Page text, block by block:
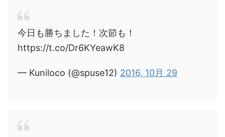
今日も勝ちました！次節も！
https://t.co/Dr6KYeawK8
— Kuniloco (@spuse12) 2016, 10月 29